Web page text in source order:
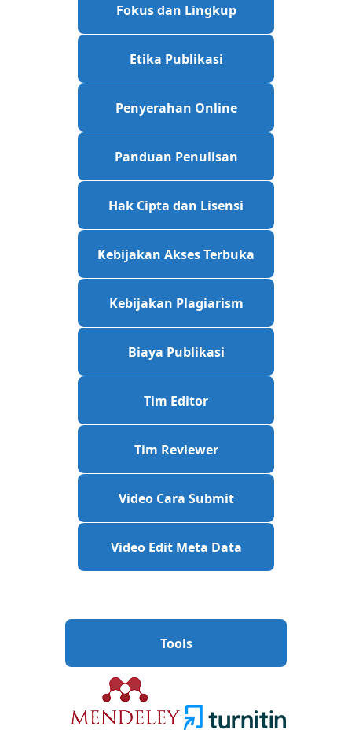
Fokus dan Lingkup
Etika Publikasi
Penyerahan Online
Panduan Penulisan
Hak Cipta dan Lisensi
Kebijakan Akses Terbuka
Kebijakan Plagiarism
Biaya Publikasi
Tim Editor
Tim Reviewer
Video Cara Submit
Video Edit Meta Data
Tools